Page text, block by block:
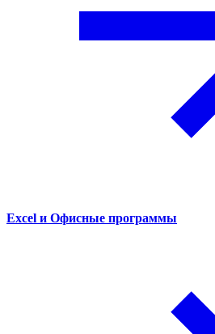
Excel и Офисные программы